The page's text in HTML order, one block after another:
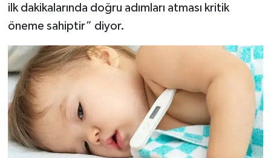
ilk dakikalarında doğru adımları atması kritik
öneme sahiptir” diyor.